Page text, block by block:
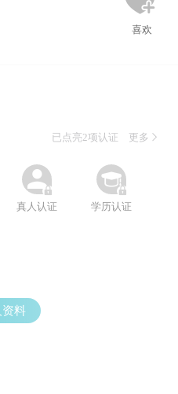
已点亮2项认证 更多


真人认证


学历认证
料